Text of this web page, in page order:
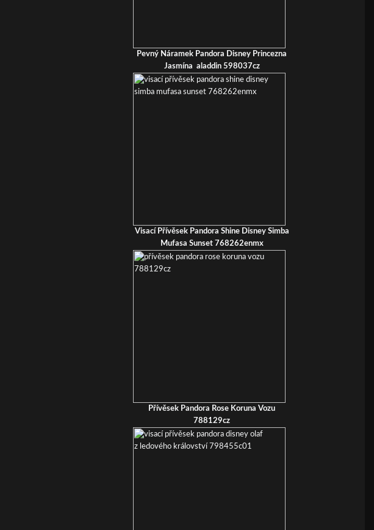
Pevný Náramek Pandora Disney Princezna
Jasmína aladdin 598037cz
Visací Přívěsek Pandora Shine Disney Simba
Mufasa Sunset 768262enmx
Přívěsek Pandora Rose Koruna Vozu
788129cz